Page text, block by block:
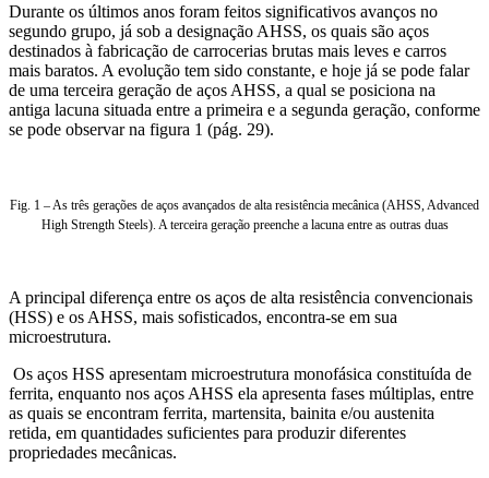
Durante os últimos anos foram feitos significativos avanços no
segundo grupo, já sob a designação AHSS, os quais são aços
destinados à fabricação de carrocerias brutas mais leves e carros
mais baratos. A evolução tem sido constante, e hoje já se pode falar
de uma terceira geração de aços AHSS, a qual se posiciona na
antiga lacuna situada entre a primeira e a segunda geração, conforme
se pode observar na figura 1 (pág. 29).
Fig. 1 – As três gerações de aços avançados de alta resistência mecânica (AHSS, Advanced
High Strength Steels). A terceira geração preenche a lacuna entre as outras duas
A principal diferença entre os aços de alta resistência convencionais
(HSS) e os AHSS, mais sofisticados, encontra-se em sua
microestrutura.
Os aços HSS apresentam microestrutura monofásica constituída de
ferrita, enquanto nos aços AHSS ela apresenta fases múltiplas, entre
as quais se encontram ferrita, martensita, bainita e/ou austenita
retida, em quantidades suficientes para produzir diferentes
propriedades mecânicas.